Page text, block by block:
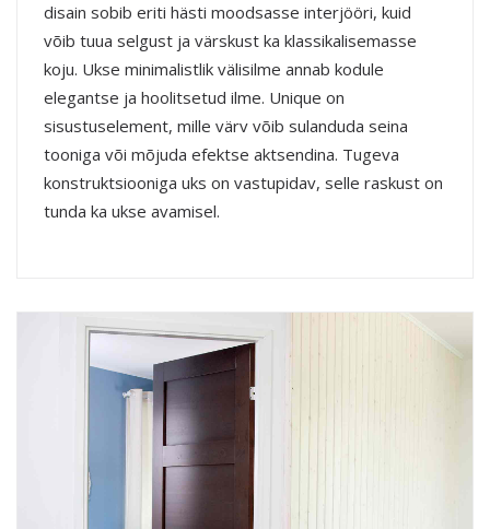
disain sobib eriti hästi moodsasse interjööri, kuid
võib tuua selgust ja värskust ka klassikalisemasse
koju. Ukse minimalistlik välisilme annab kodule
elegantse ja hoolitsetud ilme. Unique on
sisustuselement, mille värv võib sulanduda seina
tooniga või mõjuda efektse aktsendina. Tugeva
konstruktsiooniga uks on vastupidav, selle raskust on
tunda ka ukse avamisel.